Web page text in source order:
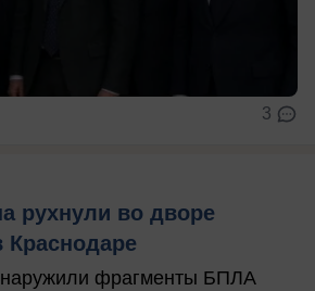
3
рухнули во дворе
Краснодаре
фрагменты БПЛА